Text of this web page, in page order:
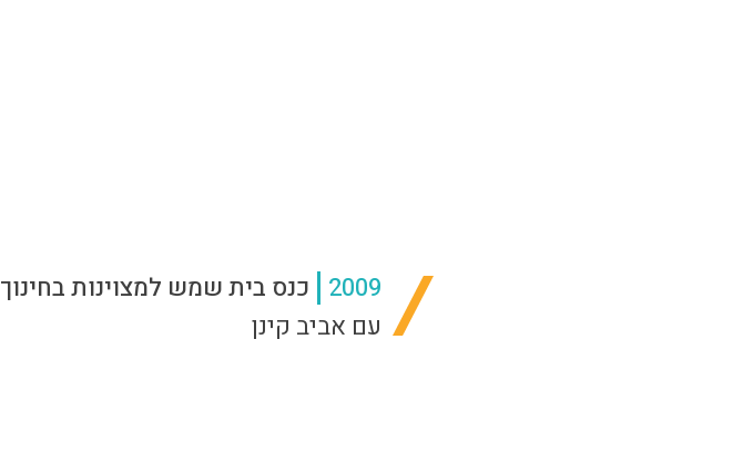
2009 כנס בית שמש למצוינות בחינוך
עם אביב קינן